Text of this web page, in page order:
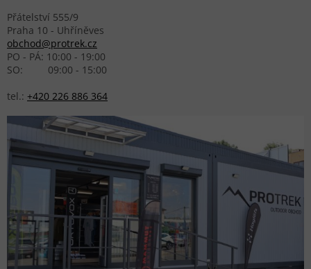
Přátelství 555/9
Praha 10 - Uhříněves
obchod@protrek.cz
PO - PÁ: 10:00 - 19:00
SO: 09:00 - 15:00
tel.: +420 226 886 364